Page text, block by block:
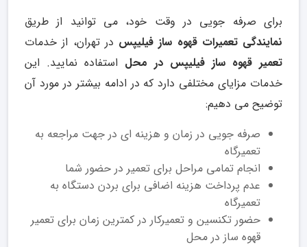
برای صرفه جویی در وقت خود، می توانید از طریق
نمایندگی تعمیرات قهوه ساز فیلیپس در تهران، از خدمات
تعمیر قهوه ساز فیلیپس در محل استفاده نمایید. این
خدمات مزایای مختلفی دارد که در ادامه بیشتر در مورد آن
توضیح می دهیم:
صرفه جویی در زمان و هزینه ای در جهت مراجعه به
تعمیرگاه
انجام تمامی مراحل برای تعمیر در حضور شما
عدم پرداخت هزینه اضافی برای بردن دستگاه به
تعمیرگاه
حضور تکنسین و تعمیرکار در کمترین زمان برای تعمیر
قهوه ساز در محل